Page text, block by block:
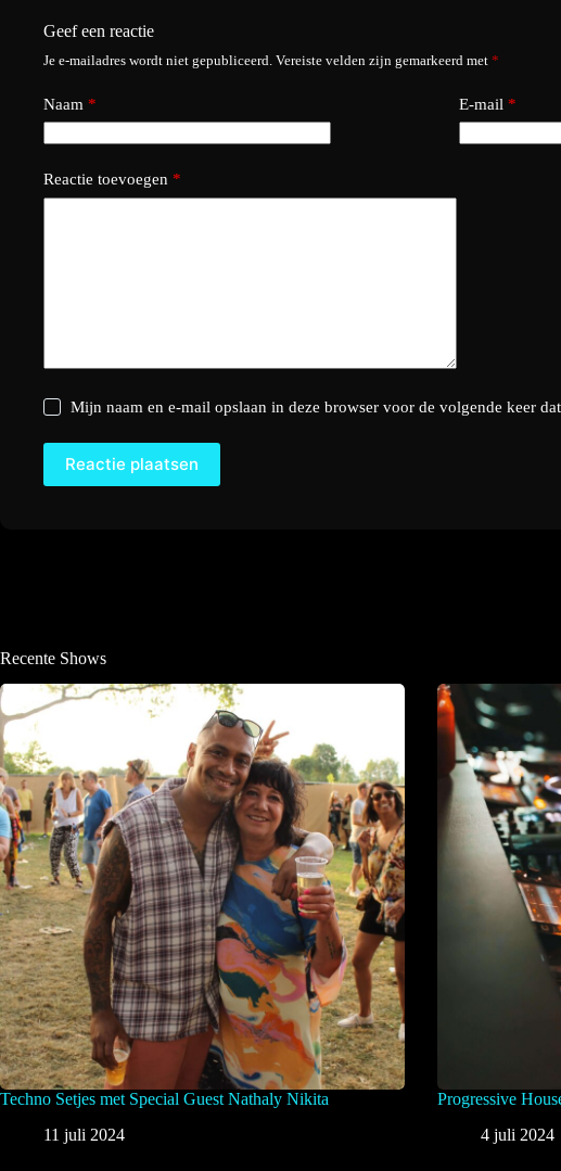
Geef een reactie
Je e-mailadres wordt niet gepubliceerd. Vereiste velden zijn gemarkeerd met *
Naam * E-mail *
Reactie toevoegen *
Mijn naam en e-mail opslaan in deze browser voor de volgende keer
Reactie plaatsen
Recente Shows
Techno Setjes met Special Guest Nathaly Nikita
11 juli 2024
Progressive
4 juli 2024